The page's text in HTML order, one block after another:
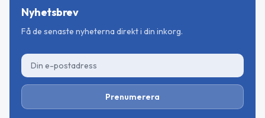
Nyhetsbrev
Få de senaste nyheterna direkt i din inkorg.
Prenumerera